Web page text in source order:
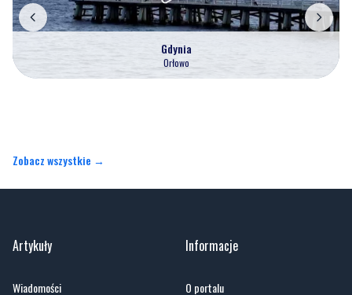
Gdynia
Orłowo
Zobacz wszystkie →
Artykuły
Wiadomości
Informacje
O portalu